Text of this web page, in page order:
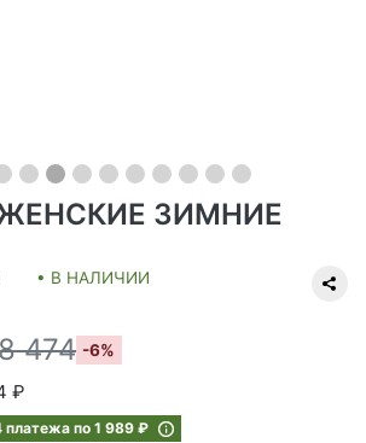
ЗИМНИЕ
• В НАЛИЧИИ
474 -6%
₽
платежа по 1 989 ₽